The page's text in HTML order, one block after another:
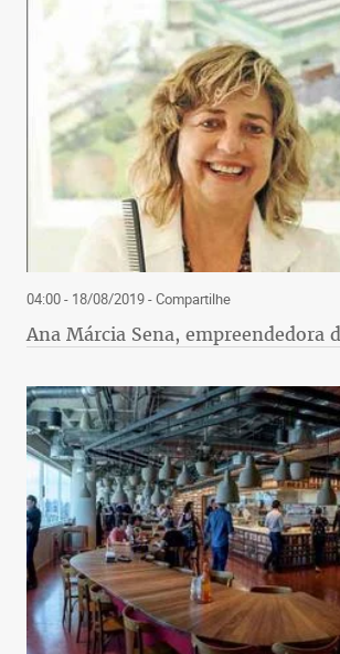
04:00 - 18/08/2019- Compartilhe
Ana Márcia Sena, empreendedora